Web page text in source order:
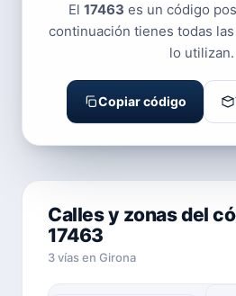
El 17463 es un código
continuación tienes todas
lo utilizan.
Copiar código
Calles y zonas del
17463
3 vías en Girona